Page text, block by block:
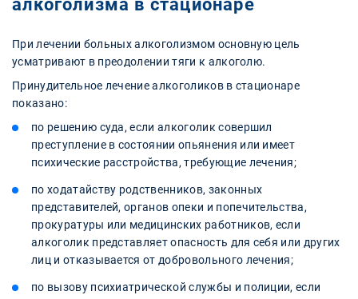
алкоголизма в стационаре
При лечении больных алкоголизмом основную цель
усматривают в преодолении тяги к алкоголю.
Принудительное лечение алкоголиков в стационаре
показано:
по решению суда, если алкоголик совершил
преступление в состоянии опьянения или имеет
психические расстройства, требующие лечения;
по ходатайству родственников, законных
представителей, органов опеки и попечительства,
прокуратуры или медицинских работников, если
алкоголик представляет опасность для себя или других
лиц и отказывается от добровольного лечения;
по вызову психиатрической службы и полиции, если